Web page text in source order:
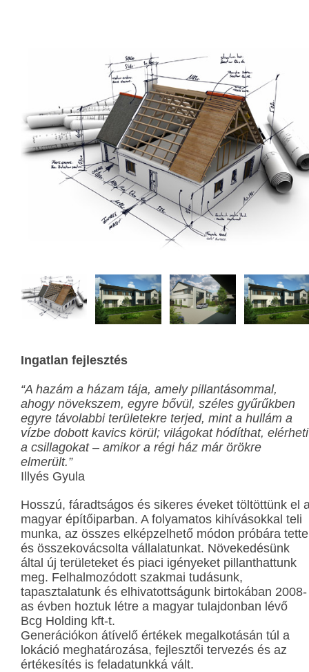
Ingatlan fejlesztés
“A hazám a házam tája, amely pillantásommal,
ahogy növekszem, egyre bővül, széles gyűrűkben
egyre távolabbi területekre terjed, mint a hullám a
vízbe dobott kavics körül; világokat hódíthat, elérheti
a csillagokat – amikor a régi ház már örökre
elmerült.”
Illyés Gyula
Hosszú, fáradtságos és sikeres éveket töltöttünk el
magyar építőiparban. A folyamatos kihívásokkal teli
munka, az összes elképzelhető módon próbára tette
és összekovácsolta vállalatunkat. Növekedésünk
által új területeket és piaci igényeket pillanthattunk
meg. Felhalmozódott szakmai tudásunk,
tapasztalatunk és elhivatottságunk birtokában 2008-
as évben hoztuk létre a magyar tulajdonban lévő
Bcg Holding kft-t.
Generációkon átívelő értékek megalkotásán túl a
lokáció meghatározása, fejlesztői tervezés és az
értékesítés is feladatunkká vált.